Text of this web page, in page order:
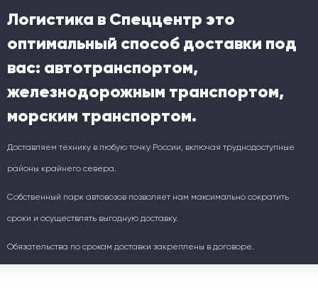
Логистика в Спеццентр это
оптимальный способ доставки под
вас: автотранспортом,
железнодорожным транспортом,
морским транспортом.
Доставляем технику в любую точку России, включая труднодоступные
районы крайнего севера.
Собственный парк автовозов позволяет нам максимально сократить
сроки и осуществлять выгодную доставку.
Обязательства по срокам доставки закреплены в договоре.